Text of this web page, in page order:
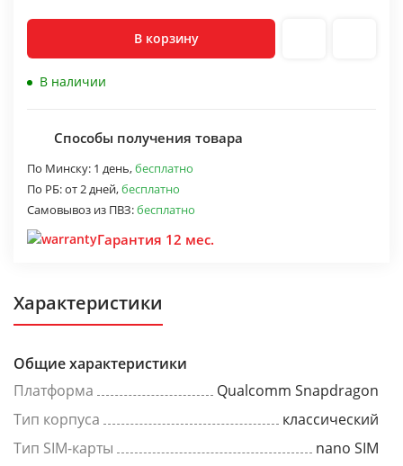
В корзину
В наличии
Способы получения товара
По Минску: 1 день,бесплатно
По РБ:от 2 дней,бесплатно
Самовывоз из ПВЗ:бесплатно
Гарантия 12 мес.
Характеристики
Общие характеристики
Платформа
Qualcomm Snapdragon
Тип корпуса
классический
Тип SIM-карты
nano SIM